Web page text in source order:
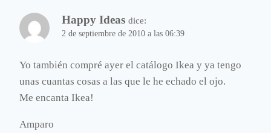
Happy Ideas dice:
2 de septiembre de 2010 a las 06:39
Yo también compré ayer el catálogo Ikea y ya tengo
unas cuantas cosas a las que le he echado el ojo.
Me encanta Ikea!
Amparo